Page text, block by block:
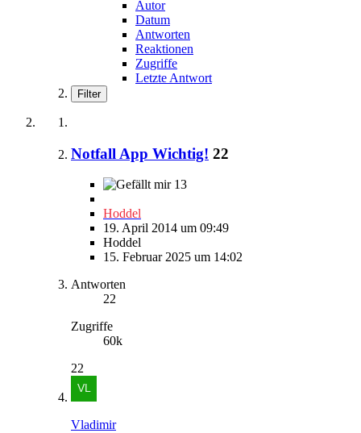
Autor
Datum
Antworten
Reaktionen
Zugriffe
Letzte Antwort
Filter
Notfall App Wichtig! 22
13
Hoddel
19. April 2014 um 09:49
Hoddel
15. Februar 2025 um 14:02
Antworten
22
Zugriffe
60k
22
Vladimir